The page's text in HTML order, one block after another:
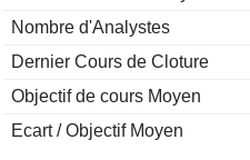
Nombre d'Analystes
Dernier Cours de Cloture
Objectif de cours Moyen
Ecart / Objectif Moyen